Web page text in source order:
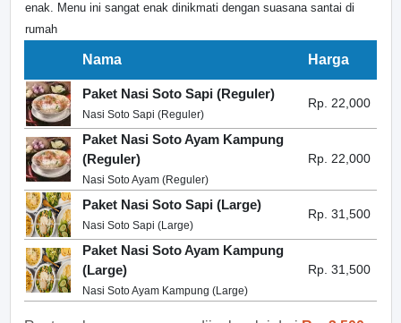
enak. Menu ini sangat enak dinikmati dengan suasana santai di
rumah
Nama Harga
Paket Nasi Soto Sapi (Reguler)
Nasi Soto Sapi (Reguler)
Rp. 22,000
Paket Nasi Soto Ayam Kampung
(Reguler)
Nasi Soto Ayam (Reguler)
Rp. 22,000
Paket Nasi Soto Sapi (Large)
Nasi Soto Sapi (Large)
Rp. 31,500
Paket Nasi Soto Ayam Kampung
(Large)
Nasi Soto Ayam Kampung (Large)
Rp. 31,500